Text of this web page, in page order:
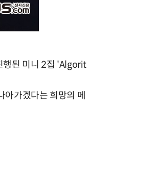
행된 미니 2집 'Algorit
가겠다는 희망의 메